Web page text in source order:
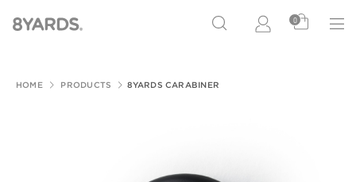
0
HOME PRODUCTS 8YARDS CARABINER